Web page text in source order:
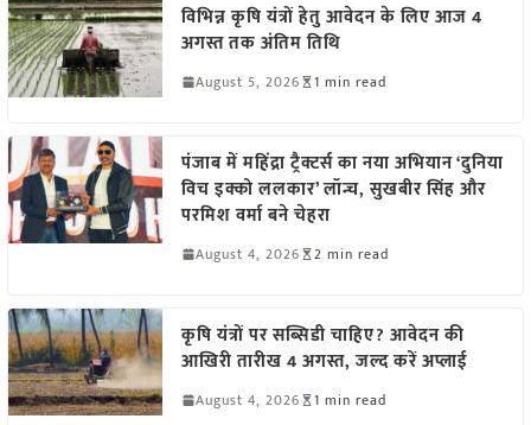
विभिन्न कृषि यंत्रों हेतु आवेदन के लिए आज 4
अगस्त तक अंतिम तिथि
August 5, 2026 1 min read
पंजाब में महिंद्रा ट्रैक्टर्स का नया अभियान ‘दुनिया
विच इक्को ललकार’ लॉन्च, सुखबीर सिंह और
परमिश वर्मा बने चेहरा
August 4, 2026 2 min read
कृषि यंत्रों पर सब्सिडी चाहिए? आवेदन की
आखिरी तारीख 4 अगस्त, जल्द करें अप्लाई
August 4, 2026 1 min read